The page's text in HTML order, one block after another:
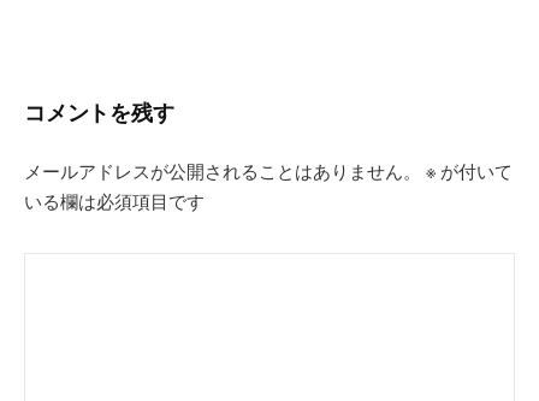
ョ
コメントを残す
メールアドレスが公開されることはありません。 ※ が付いて
いる欄は必須項目です